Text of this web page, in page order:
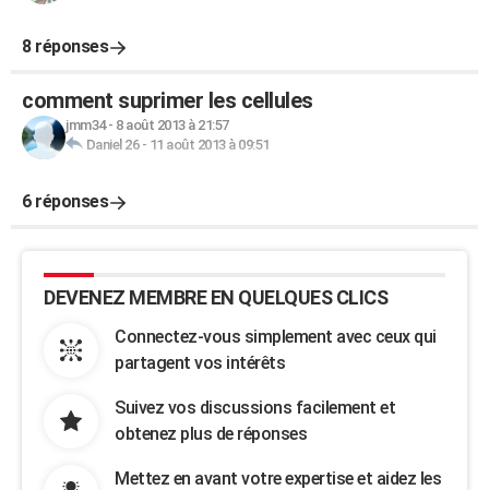
8 réponses
comment suprimer les cellules
jmm34- 8 août 2013 à 21:57
Daniel 26- 11 août 2013 à 09:51
6 réponses
DEVENEZ MEMBRE EN QUELQUES CLICS
Connectez-vous simplement avec ceux qui
partagent vos intérêts
Suivez vos discussions facilement et
obtenez plus de réponses
Mettez en avant votre expertise et aidez les